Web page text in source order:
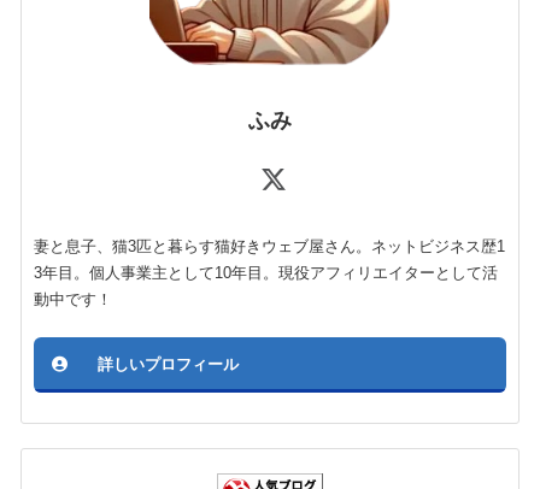
ふみ
妻と息子、猫3匹と暮らす猫好きウェブ屋さん。ネットビジネス歴1
3年目。個人事業主として10年目。現役アフィリエイターとして活
動中です！
詳しいプロフィール